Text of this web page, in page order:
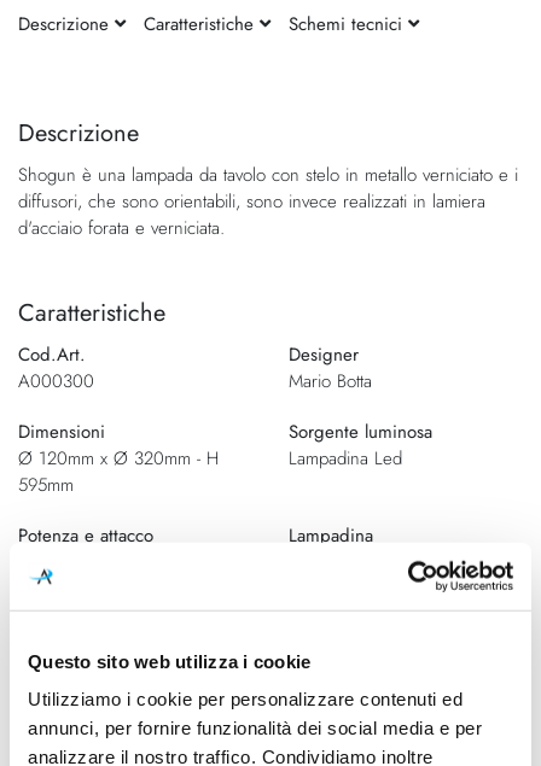
Questo sito web utilizza i cookie
Utilizziamo i cookie per personalizzare contenuti ed
annunci, per fornire funzionalità dei social media e per
analizzare il nostro traffico. Condividiamo inoltre
fine
galleria
di
immagini
della
di
immagini
Descrizione
Shogun è una lampada da tavolo con stelo in metallo verniciato e i
diffusori, che sono orientabili, sono invece realizzati in lamiera
d'acciaio forata e verniciata.
Caratteristiche
Cod.Art.
A000300
Designer
Mario Botta
Dimensioni
Ø 120mm x Ø 320mm - H
595mm
Sorgente luminosa
Lampadina Led
Potenza e attacco
8W - E27
Lampadina
Dimmerazione
Classe energetica
Ean
A000300
Descrizione
Caratteristiche Schemi tecnici